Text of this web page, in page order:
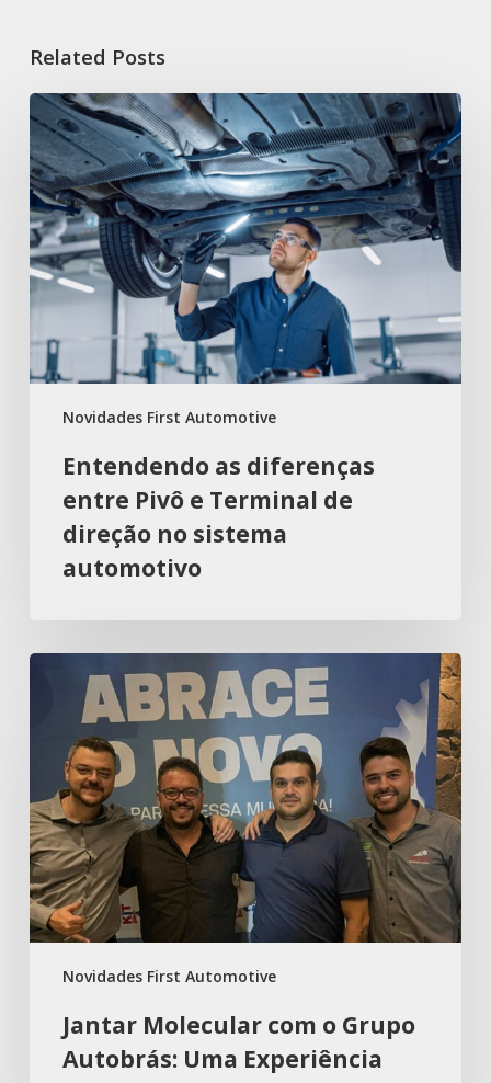
Related Posts
Novidades First Automotive
Entendendo as diferenças
entre Pivô e Terminal de
direção no sistema
automotivo
Novidades First Automotive
Jantar Molecular com o Grupo
Autobrás: Uma Experiência